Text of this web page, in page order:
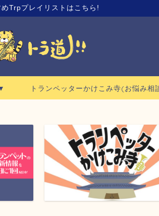
めTrpプレイリストはこちら!
トランペッターかけこみ寺(お悩み相